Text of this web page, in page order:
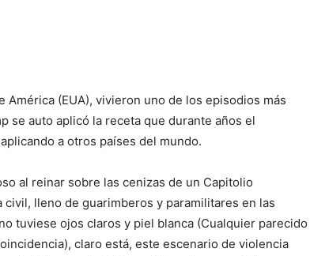
América (EUA), vivieron uno de los episodios más
se auto aplicó la receta que durante años el
a otros países del mundo.
al reinar sobre las cenizas de un Capitolio
lleno de guarimberos y paramilitares en las
tuviese ojos claros y piel blanca (Cualquier parecido
claro está, este escenario de violencia